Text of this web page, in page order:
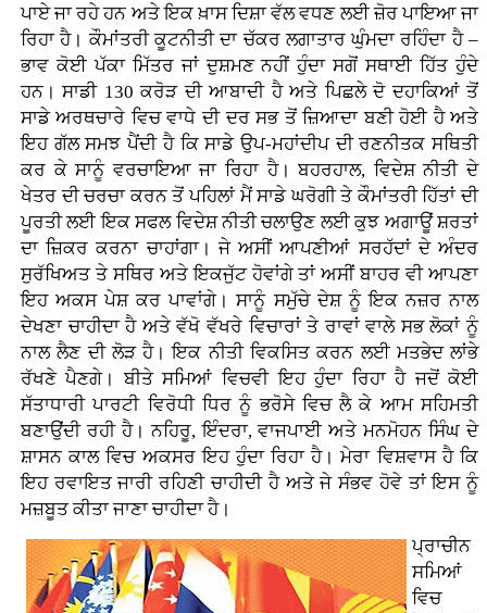
ਪਾਏ ਜਾ ਰਹੇ ਹਨ ਅਤੇ ਇਕ ਖ਼ਾਸ ਦਿਸ਼ਾ ਵੱਲ ਵਧਣ ਲਈ ਜ਼ੋਰ ਪਾਇਆ ਜਾ
ਰਿਹਾ ਹੈ। ਕੌਮਾਂਤਰੀ ਕੂਟਨੀਤੀ ਦਾ ਚੱਕਰ ਲਗਾਤਾਰ ਘੁੰਮਦਾ ਰਹਿੰਦਾ ਹੈ –
ਭਾਵ ਕੋਈ ਪੱਕਾ ਮਿੱਤਰ ਜਾਂ ਦੁਸ਼ਮਣ ਨਹੀਂ ਹੁੰਦਾ ਸਗੋਂ ਸਥਾਈ ਹਿੱਤ ਹੁੰਦੇ
ਹਨ। ਸਾਡੀ 130 ਕਰੋੜ ਦੀ ਆਬਾਦੀ ਹੈ ਅਤੇ ਪਿਛਲੇ ਦੋ ਦਹਾਕਿਆਂ ਤੋਂ
ਸਾਡੇ ਅਰਥਚਾਰੇ ਵਿਚ ਵਾਧੇ ਦੀ ਦਰ ਸਭ ਤੋਂ ਜ਼ਿਆਦਾ ਬਣੀ ਹੋਈ ਹੈ ਅਤੇ
ਇਹ ਗੱਲ ਸਮਝ ਪੈਂਦੀ ਹੈ ਕਿ ਸਾਡੇ ਉਪ-ਮਹਾਂਦੀਪ ਦੀ ਰਣਨੀਤਕ ਸਥਿਤੀ
ਕਰ ਕੇ ਸਾਨੂੰ ਵਰਚਾਇਆ ਜਾ ਰਿਹਾ ਹੈ। ਬਹਰਹਾਲ, ਵਿਦੇਸ਼ ਨੀਤੀ ਦੇ
ਖੇਤਰ ਦੀ ਚਰਚਾ ਕਰਨ ਤੋਂ ਪਹਿਲਾਂ ਮੈਂ ਸਾਡੇ ਘਰੋਗੀ ਤੇ ਕੌਮਾਂਤਰੀ ਹਿੱਤਾਂ ਦੀ
ਪੂਰਤੀ ਲਈ ਇਕ ਸਫਲ ਵਿਦੇਸ਼ ਨੀਤੀ ਚਲਾਉਣ ਲਈ ਕੁਝ ਅਗਾਊਂ ਸ਼ਰਤਾਂ
ਦਾ ਜ਼ਿਕਰ ਕਰਨਾ ਚਾਹਾਂਗਾ। ਜੇ ਅਸੀਂ ਆਪਣੀਆਂ ਸਰਹੱਦਾਂ ਦੇ ਅੰਦਰ
ਸੁਰੱਖਿਅਤ ਤੇ ਸਥਿਰ ਅਤੇ ਇਕਜੁੱਟ ਹੋਵਾਂਗੇ ਤਾਂ ਅਸੀਂ ਬਾਹਰ ਵੀ ਆਪਣਾ
ਇਹ ਅਕਸ ਪੇਸ਼ ਕਰ ਪਾਵਾਂਗੇ। ਸਾਨੂੰ ਸਮੁੱਚੇ ਦੇਸ਼ ਨੂੰ ਇਕ ਨਜ਼ਰ ਨਾਲ
ਦੇਖਣਾ ਚਾਹੀਦਾ ਹੈ ਅਤੇ ਵੱਖੋ ਵੱਖਰੇ ਵਿਚਾਰਾਂ ਤੇ ਰਾਵਾਂ ਵਾਲੇ ਸਭ ਲੋਕਾਂ ਨੂੰ
ਨਾਲ ਲੈਣ ਦੀ ਲੋੜ ਹੈ। ਇਕ ਨੀਤੀ ਵਿਕਸਿਤ ਕਰਨ ਲਈ ਮਤਭੇਦ ਲਾਂਭੇ
ਰੱਖਣੇ ਪੈਣਗੇ। ਬੀਤੇ ਸਮਿਆਂ ਵਿਚਵੀ ਇਹ ਹੁੰਦਾ ਰਿਹਾ ਹੈ ਜਦੋਂ ਕੋਈ
ਸੱਤਾਧਾਰੀ ਪਾਰਟੀ ਵਿਰੋਧੀ ਧਿਰ ਨੂੰ ਭਰੋਸੇ ਵਿਚ ਲੈ ਕੇ ਆਮ ਸਹਿਮਤੀ
ਬਣਾਉਂਦੀ ਰਹੀ ਹੈ। ਨਹਿਰੂ, ਇੰਦਰਾ, ਵਾਜਪਾਈ ਅਤੇ ਮਨਮੋਹਨ ਸਿੰਘ ਦੇ
ਸ਼ਾਸਨ ਕਾਲ ਵਿਚ ਅਕਸਰ ਇਹ ਹੁੰਦਾ ਰਿਹਾ ਹੈ। ਮੇਰਾ ਵਿਸ਼ਵਾਸ ਹੈ ਕਿ
ਇਹ ਰਵਾਇਤ ਜਾਰੀ ਰਹਿਣੀ ਚਾਹੀਦੀ ਹੈ ਅਤੇ ਜੇ ਸੰਭਵ ਹੋਵੇ ਤਾਂ ਇਸ ਨੂੰ
ਮਜ਼ਬੂਤ ਕੀਤਾ ਜਾਣਾ ਚਾਹੀਦਾ ਹੈ।
ਪ੍ਰਾਚੀਨ
ਸਮਿਆਂ
ਵਿਚ